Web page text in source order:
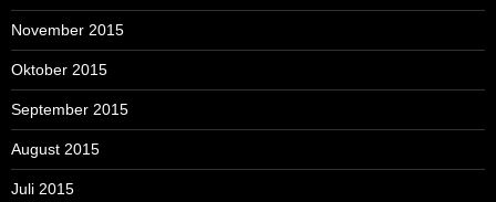
November 2015
Oktober 2015
September 2015
August 2015
Juli 2015